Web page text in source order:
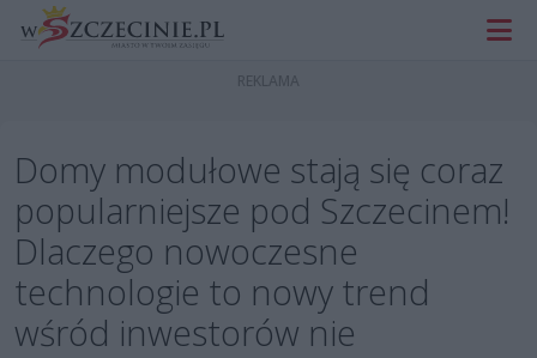
Domy modułowe stają się coraz
popularniejsze pod Szczecinem!
Dlaczego nowoczesne
technologie to nowy trend
wśród inwestorów nie